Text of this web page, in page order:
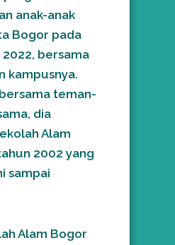
anak-anak
Bogor pada
bersama
kampusnya.
teman-
dia
Alam
2002 yang
sampai
Alam Bogor